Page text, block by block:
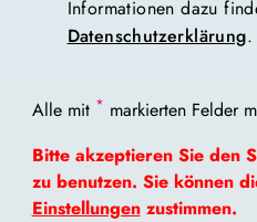
Informationen dazu
Datenschutzerklärung.
Alle mit * markierten Felder
Bitte akzeptieren Sie den
zu benutzen. Sie können
Einstellungenzustimmen.